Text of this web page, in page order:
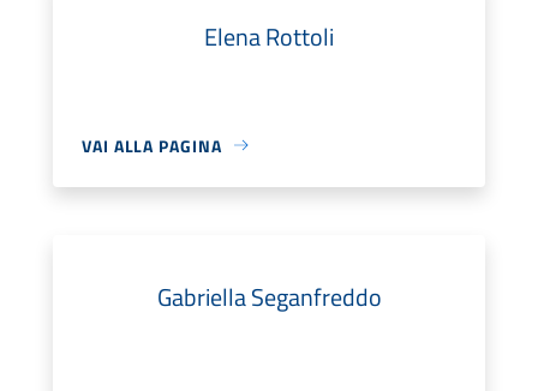
Elena Rottoli
VAI ALLA PAGINA
Gabriella Seganfreddo